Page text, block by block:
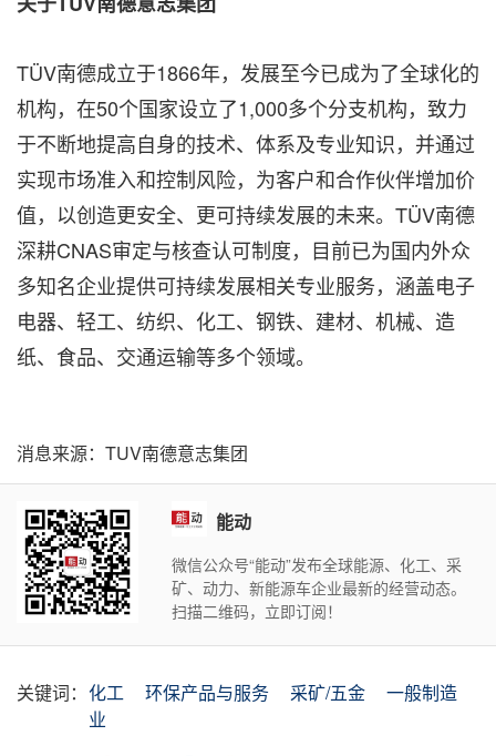
TÜV南德成立于1866年，发展至今已成为了全球化的
机构，在50个国家设立了1,000多个分支机构，致力
于不断地提高自身的技术、体系及专业知识，并通过
实现市场准入和控制风险，为客户和合作伙伴增加价
值，以创造更安全、更可持续发展的未来。TÜV南德
深耕CNAS审定与核查认可制度，目前已为国内外众
多知名企业提供可持续发展相关专业服务，涵盖电子
电器、轻工、纺织、化工、钢铁、建材、机械、造
纸、食品、交通运输等多个领域。
消息来源：TUV南德意志集团
能动
微信公众号“能动”发布全球能源、化工、采
矿、动力、新能源车企业最新的经营动态。
扫描二维码，立即订阅！
关键词： 化工 环保产品与服务 采矿/五金
一般制造
业